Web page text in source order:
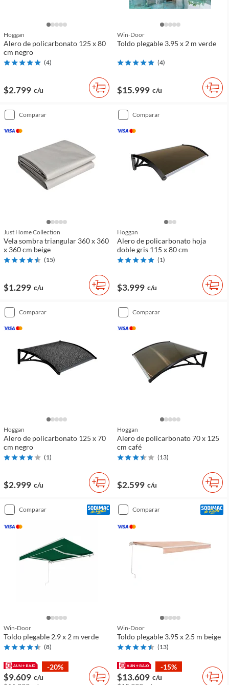
Hoggan
Alero de policarbonato 125 x 80
cm negro
(4)
$2.799 c/u
Win-Door
Toldo plegable 3.95 x 2 m verde
(4)
$15.999 c/u
comparar
Just Home Collection
Vela sombra triangular 360 x 360
x 360 cm beige
(15)
$1.299 c/u
comparar
Hoggan
Alero de policarbonato hoja
doble gris 115 x 80 cm
(1)
$3.999 c/u
comparar
Hoggan
Alero de policarbonato 125 x 70
cm negro
(1)
$2.999 c/u
comparar
Hoggan
Alero de policarbonato 70 x 125
cm café
(13)
$2.599 c/u
comparar
Win-Door
Toldo plegable 2.9 x 2 m verde
(8)
-20%
$9.609 c/u
comparar
Win-Door
Toldo plegable 3.95 x 2.5 m beige
(13)
-15%
$13.609 c/u